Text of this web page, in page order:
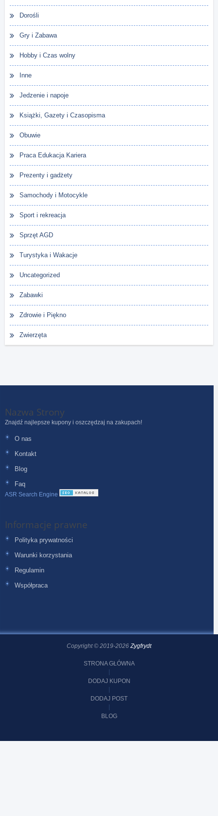
Dorośli
Gry i Zabawa
Hobby i Czas wolny
Inne
Jedzenie i napoje
Książki, Gazety i Czasopisma
Obuwie
Praca Edukacja Kariera
Prezenty i gadżety
Samochody i Motocykle
Sport i rekreacja
Sprzęt AGD
Turystyka i Wakacje
Uncategorized
Zabawki
Zdrowie i Piękno
Zwierzęta
Nazwa Strony
Znajdź najlepsze kupony i oszczędzaj na zakupach!
O nas
Kontakt
Blog
Faq
ASR Search Engine
Informacje prawne
Polityka prywatności
Warunki korzystania
Regulamin
Współpraca
Copyright © 2019-2026 Zygfrydt
STRONA GŁÓWNA
DODAJ KUPON
DODAJ POST
BLOG